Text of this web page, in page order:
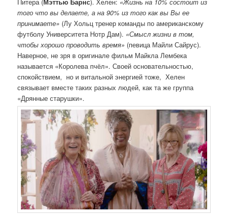
того что вы делаете, а на 90% из того как вы Вы ее
принимаете» (Лу Хольц тренер команды по американскому
футболу Университета Нотр Дам). «Смысл жизни в том,
чтобы хорошо проводить время» (певица Майли Сайрус).
Наверное, не зря в оригинале фильм Майкла Лембека
называется «Королева пчёл». Своей основательностью,
спокойствием, но и витальной энергией тоже, Хелен
связывает вместе таких разных людей, как та же группа
«Дрянные старушки».